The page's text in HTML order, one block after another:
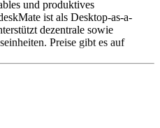
und produktives
ist als Desktop-as-a-
dezentrale sowie
Preise gibt es auf